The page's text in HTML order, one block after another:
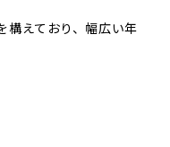
構えており、幅広い年